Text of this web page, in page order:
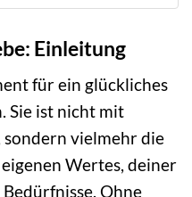
Einleitung
für ein glückliches
Sie ist nicht mit
sondern vielmehr die
Wertes, deiner
Ohne